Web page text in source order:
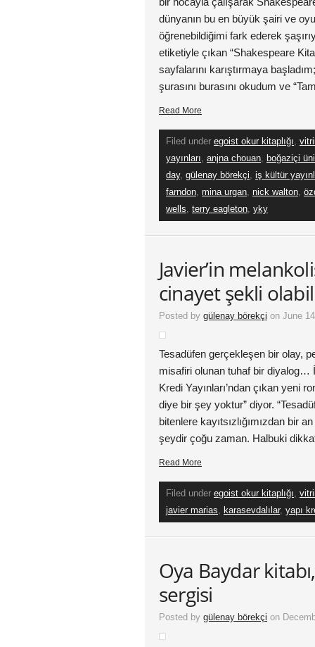
dünyanın bu en büyük şairi ve
öğrenebildiğimi fark ederek
etiketiyle çıkan “Shakespeare
sayfalarını karıştırmaya
şurasını burasını okudum ve
Read More
Filed under egoist okur kitaplığı,
yayınları, anjna chouan, boğaziçi
day, gülenay börekçi, iş kültür
farndon, mina urgan, nick walton,
wells, terry eagleton, yky
Javier’in
cinayet şekli
Posted by gülenay börekçi on June
Tesadüfen gerçekleşen bir olay,
misafiri olunan tuhaf bir diyalog…
Kredi Yayınları’ndan çıkan yeni
diye bir şey yoktur” diyor.
bitenlere kayıtsızlığımızdan bir
şeydir çoğu zaman. Halbuki
Read More
Filed under egoist okur kitaplığı,
javier marias, karasevdalılar, yapı
Oya Baydar
sergisi
Posted by gülenay börekçi on